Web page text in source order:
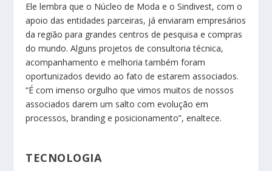
Ele lembra que o Núcleo de Moda e o Sindivest, com o
apoio das entidades parceiras, já enviaram empresários
da região para grandes centros de pesquisa e compras
do mundo. Alguns projetos de consultoria técnica,
acompanhamento e melhoria também foram
oportunizados devido ao fato de estarem associados.
“É com imenso orgulho que vimos muitos de nossos
associados darem um salto com evolução em
processos, branding e posicionamento”, enaltece.
TECNOLOGIA